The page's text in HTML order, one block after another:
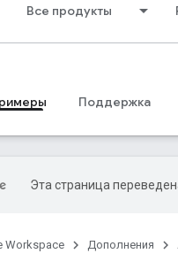
Все продукты
Поддержка
Эта страница
Workspace Дополнения